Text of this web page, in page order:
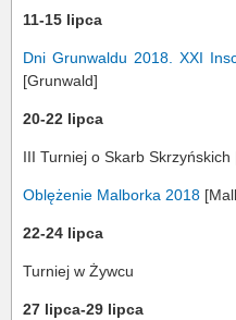
11-15 lipca
Dni Grunwaldu 2018. XXI
[Grunwald]
20-22 lipca
III Turniej o Skarb Skrzyńskich
Oblężenie Malborka 2018
22-24 lipca
Turniej w Żywcu
27 lipca-29 lipca